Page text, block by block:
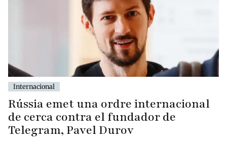
Internacional
Rússia emet una ordre internacional
de cerca contra el fundador de
Telegram, Pavel Durov